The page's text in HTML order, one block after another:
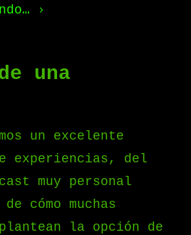
una
un excelente
experiencias, del
muy personal
cómo muchas
la opción de